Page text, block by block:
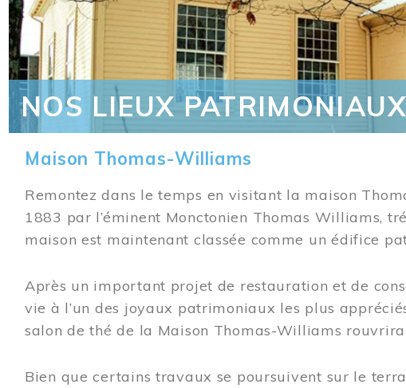
NOS LIEUX PATRIMONIAUX
Maison Thomas-Williams
Remontez dans le temps en visitant la maison
1883 par l’éminent Monctonien Thomas Williams,
maison est maintenant classée comme un édifice
Après un important projet de restauration et de
vie à l’un des joyaux patrimoniaux les plus
salon de thé de la Maison Thomas-Williams
Bien que certains travaux se poursuivent sur le